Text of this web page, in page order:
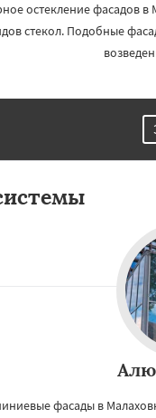
остекление фасадов в
стекол. Подобные
фасады в
×